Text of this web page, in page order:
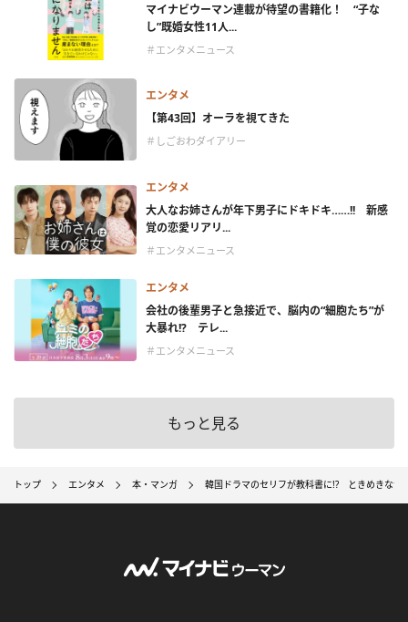
マイナビウーマン連載が待望の書籍化！ “子な
し”既婚女性11人...
＃エンタメニュース
エンタメ
【第43回】オーラを視てきた
＃しごおわダイアリー
エンタメ
大人なお姉さんが年下男子にドキドキ……!! 新感
覚の恋愛リアリ...
＃エンタメニュース
エンタメ
会社の後輩男子と急接近で、脳内の“細胞たち”が
大暴れ!? テレ...
＃エンタメニュース
もっと見る
トップ エンタメ 本・マンガ 韓国ドラマのセリフが教科書に!? ときめきなが